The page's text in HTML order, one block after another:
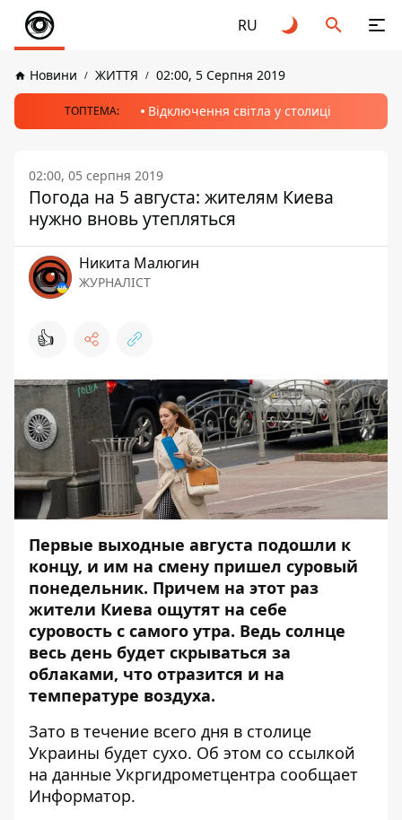
RU
Новини ЖИТТЯ 02:00, 5 Серпня 2019
ТОПТЕМА: Відключення світла у столиці
02:00, 05 серпня 2019
Погода на 5 августа: жителям Киева
нужно вновь утепляться
Никита Малюгин
ЖУРНАЛІСТ
👍
Первые выходные августа подошли к
концу, и им на смену пришел суровый
понедельник. Причем на этот раз
жители Киева ощутят на себе
суровость с самого утра. Ведь солнце
весь день будет скрываться за
облаками, что отразится и на
температуре воздуха.
Зато в течение всего дня в столице
Украины будет сухо. Об этом со ссылкой
на данные Укргидрометцентра сообщает
Информатор.